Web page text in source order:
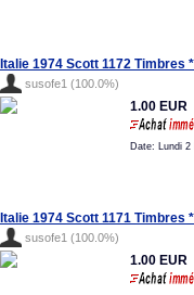
Italie 1974 Scott 1172
susofe1 (100.0%)
1.00 EUR
Date: Lundi 2
Italie 1974 Scott 1171
susofe1 (100.0%)
1.00 EUR